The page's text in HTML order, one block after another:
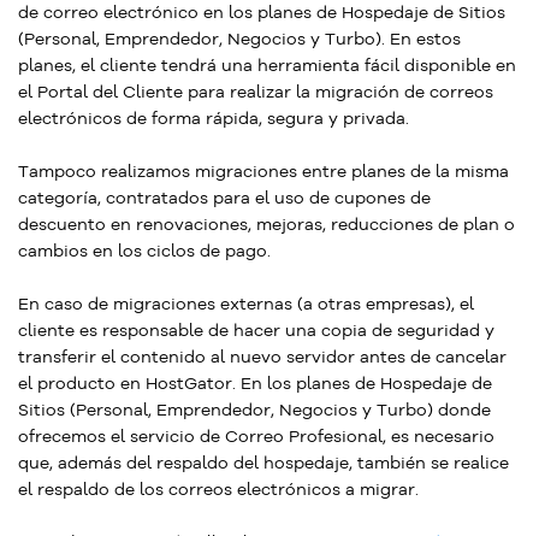
de correo electrónico en los planes de Hospedaje de Sitios
(Personal, Emprendedor, Negocios y Turbo). En estos
planes, el cliente tendrá una herramienta fácil disponible en
el Portal del Cliente para realizar la migración de correos
electrónicos de forma rápida, segura y privada.
Tampoco realizamos migraciones entre planes de la misma
categoría, contratados para el uso de cupones de
descuento en renovaciones, mejoras, reducciones de plan o
cambios en los ciclos de pago.
En caso de migraciones externas (a otras empresas), el
cliente es responsable de hacer una copia de seguridad y
transferir el contenido al nuevo servidor antes de cancelar
el producto en HostGator. En los planes de Hospedaje de
Sitios (Personal, Emprendedor, Negocios y Turbo) donde
ofrecemos el servicio de Correo Profesional, es necesario
que, además del respaldo del hospedaje, también se realice
el respaldo de los correos electrónicos a migrar.